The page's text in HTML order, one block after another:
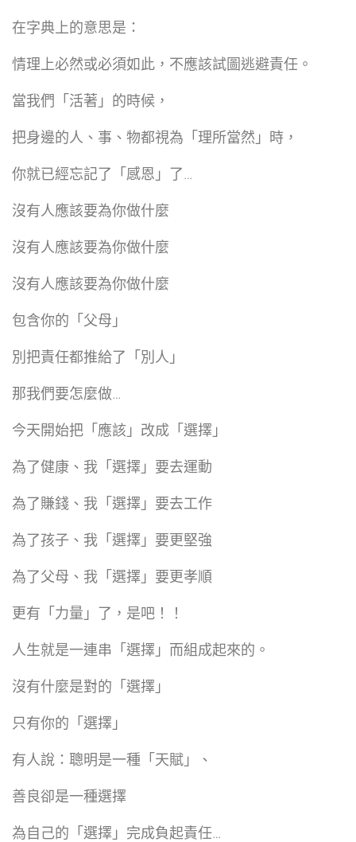
在字典上的意思是：
情理上必然或必須如此，不應該試圖逃避責任。
當我們「活著」的時候，
把身邊的人、事、物都視為「理所當然」時，
你就已經忘記了「感恩」了…
沒有人應該要為你做什麼
沒有人應該要為你做什麼
沒有人應該要為你做什麼
包含你的「父母」
別把責任都推給了「別人」
那我們要怎麼做…
今天開始把「應該」改成「選擇」
為了健康、我「選擇」要去運動
為了賺錢、我「選擇」要去工作
為了孩子、我「選擇」要更堅強
為了父母、我「選擇」要更孝順
更有「力量」了，是吧！！
人生就是一連串「選擇」而組成起來的。
沒有什麼是對的「選擇」
只有你的「選擇」
有人說：聰明是一種「天賦」、
善良卻是一種選擇
為自己的「選擇」完成負起責任…